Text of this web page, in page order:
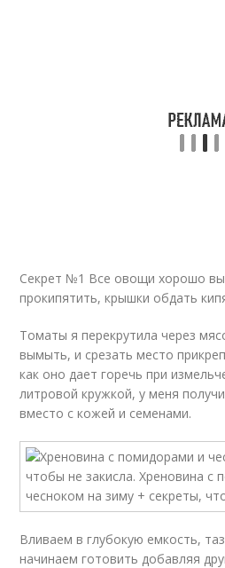
Секрет №1 Все овощи хорошо
прокипятить, крышки обдать
Томаты я перекрутила через
вымыть, и срезать место
как оно дает горечь при
литровой кружкой, у меня
вместо с кожей и семенами.
Вливаем в глубокую емкость,
начинаем готовить добавляя